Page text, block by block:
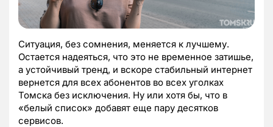
Ситуация, без сомнения, меняется к лучшему.
Остается надеяться, что это не временное затишье,
а устойчивый тренд, и вскоре стабильный интернет
вернется для всех абонентов во всех уголках
Томска без исключения. Ну или хотя бы, что в
«белый список» добавят еще пару десятков
сервисов.